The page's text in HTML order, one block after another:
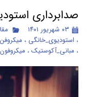
صدابرداری
۰۳ شهریور ۱۴۰۱
، استودیوی_خانگی ، میکروفن
، مبانی_آکوستیک ،